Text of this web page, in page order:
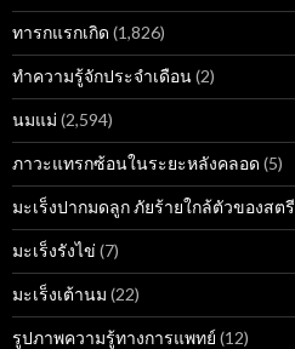
ทารกแรกเกิด (1,826)
ทำความรู้จักประจำเดือน(2)
นมแม่ (2,594)
ภาวะแทรกซ้อนในระยะหลังคลอด (5)
มะเร็งปากมดลูก ภัยร้ายใกล้ตัวของสตรี
มะเร็งรังไข่ (7)
มะเร็งเต้านม (22)
รูปภาพความรู้ทางการแพทย์ (12)